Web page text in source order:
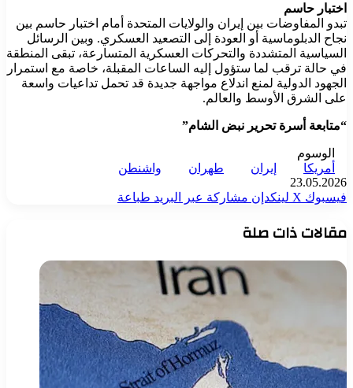
اختبار حاسم
تبدو المفاوضات بين إيران والولايات المتحدة أمام اختبار حاسم بين
نجاح الدبلوماسية أو العودة إلى التصعيد العسكري. وبين الرسائل
السياسية المتشددة والتحركات العسكرية المتسارعة، تبقى المنطقة
في حالة ترقب لما ستؤول إليه الساعات المقبلة، خاصة مع استمرار
الجهود الدولية لمنع اندلاع مواجهة جديدة قد تحمل تداعيات واسعة
على الشرق الأوسط والعالم.
“متابعة أسرة تحرير نبض الشام”
الوسوم
أمريكا
إيران طهران
واشنطن
23.05.2026
فيسبوك ‫X لينكدإن مشاركة عبر البريد طباعة
مقالات ذات صلة